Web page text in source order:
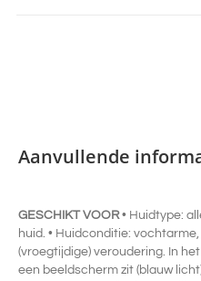
Aanvullende
GESCHIKT VOOR• Huidtype:
huid. • Huidconditie:
(vroegtijdige) veroudering. In
een beeldscherm zit (blauw